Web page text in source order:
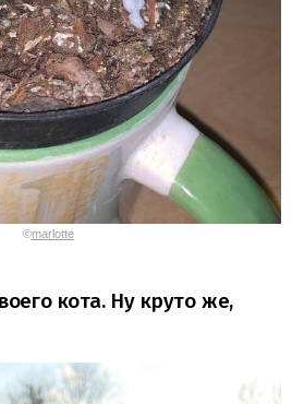
©marlotte
кота. Ну круто же,